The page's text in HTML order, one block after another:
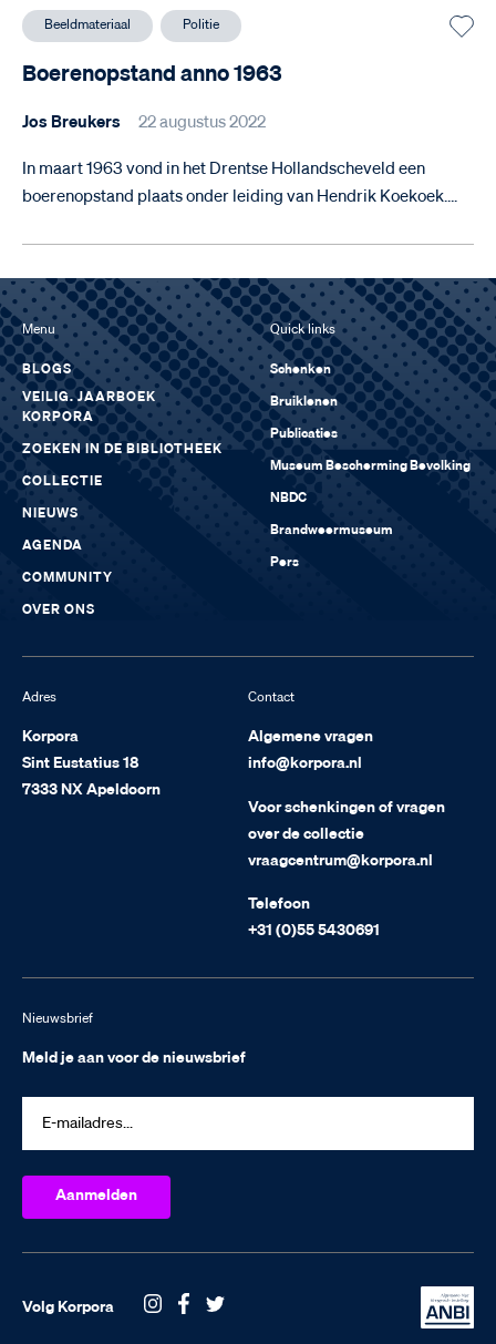
Beeldmateriaal Politie
Boerenopstand anno 1963
Jos Breukers 22 augustus 2022
In maart 1963 vond in het Drentse Hollandscheveld een
boerenopstand plaats onder leiding van Hendrik Koekoek….
Menu
BLOGS
VEILIG. JAARBOEK
KORPORA
ZOEKEN IN DE BIBLIOTHEEK
COLLECTIE
NIEUWS
AGENDA
COMMUNITY
OVER ONS
Quick links
Schenken
Bruiklenen
Publicaties
Museum Bescherming Bevolking
NBDC
Brandweermuseum
Pers
Adres
Korpora
Sint Eustatius 18
7333 NX Apeldoorn
Contact
Algemene vragen
info@korpora.nl
Voor schenkingen of vragen
over de collectie
vraagcentrum@korpora.nl
Telefoon
+31 (0)55 5430691
Nieuwsbrief
Meld je aan voor de nieuwsbrief
Volg Korpora